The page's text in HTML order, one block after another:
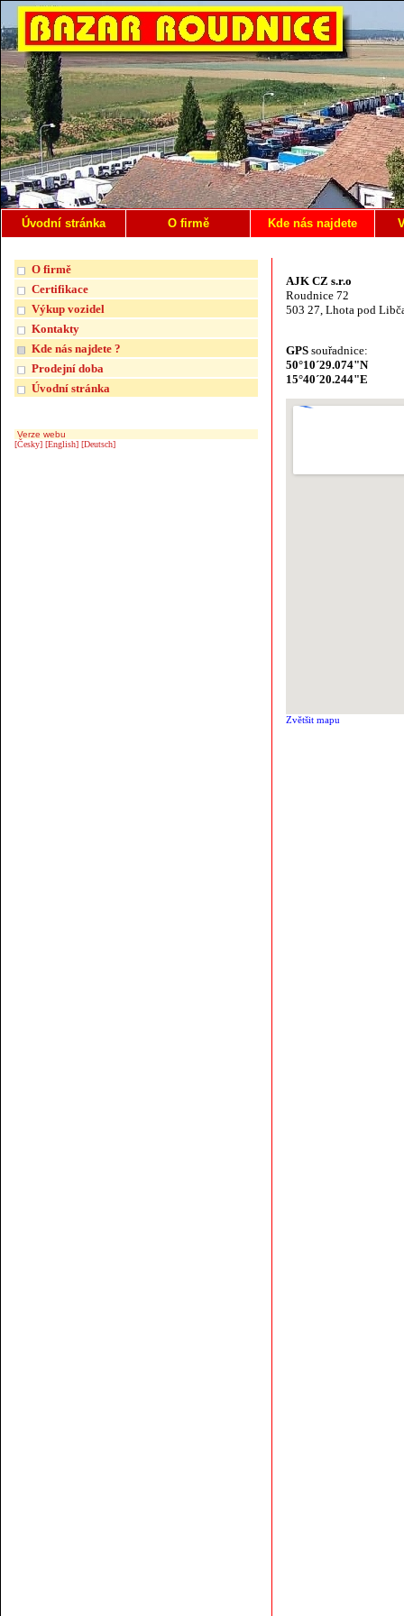
Úvodní stránka O firmě Kde nás najdete
O firmě
Certifikace
Výkup vozidel
Kontakty
Kde nás najdete ?
Prodejní doba
Úvodní stránka
Verze webu
[Česky] [English] [Deutsch]
AJK CZ s.r.o
Roudnice 72
503 27, Lhota pod
GPS souřadnice:
50°10´29.074"N
15°40´20.244"E
Zvětšit mapu